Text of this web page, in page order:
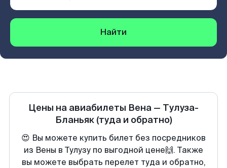
Найти
Цены на авиабилеты Вена — Тулуза-
Бланьяк (туда и обратно)
😍 Вы можете купить билет без посредников
из Вены в Тулузу по выгодной цене🙌. Также
вы можете выбрать перелет туда и обратно,